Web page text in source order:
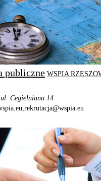
publiczne WSPIA
ul. Cegielniana 14
rekrutacja@wspia.eu